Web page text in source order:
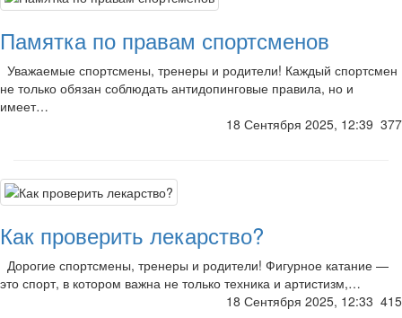
Памятка по правам спортсменов
Уважаемые спортсмены, тренеры и родители! Каждый спортсмен
не только обязан соблюдать антидопинговые правила, но и
имеет…
18 Сентября 2025, 12:39 377
Как проверить лекарство?
Дорогие спортсмены, тренеры и родители! Фигурное катание —
это спорт, в котором важна не только техника и артистизм,…
18 Сентября 2025, 12:33 415